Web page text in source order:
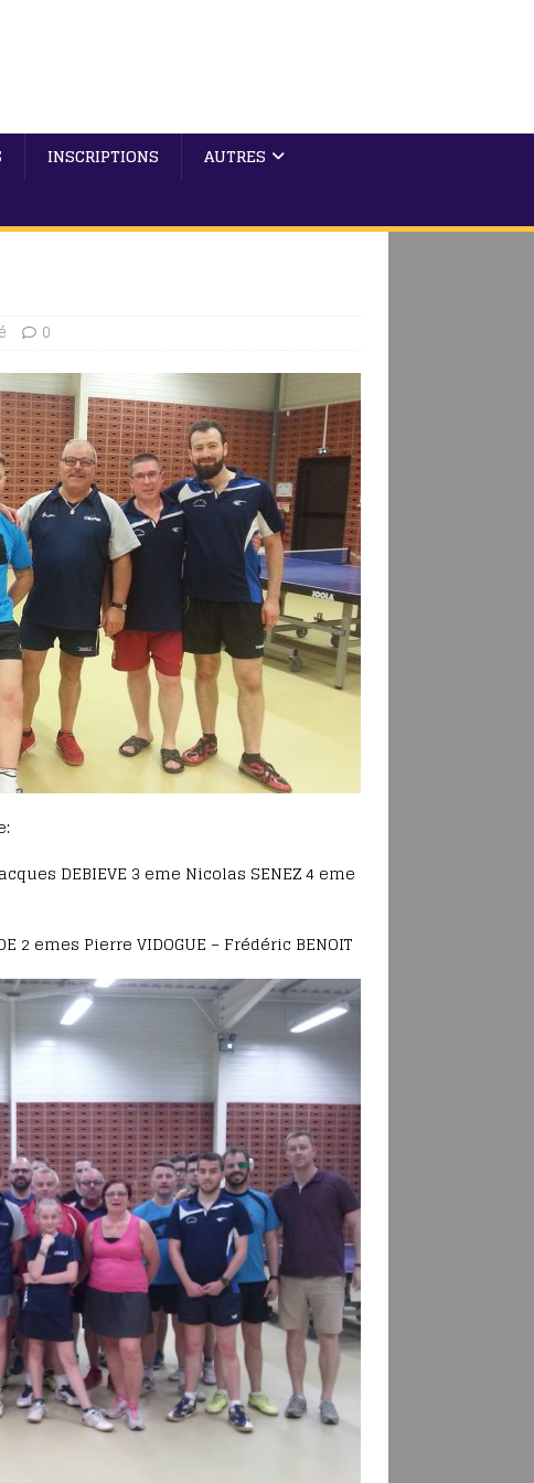
INSCRIPTIONS
AUTRES
0
DEBIEVE 3 eme Nicolas SENEZ 4 eme
2 emes Pierre VIDOGUE – Frédéric BENOIT